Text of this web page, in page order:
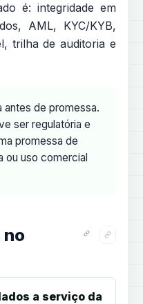
é: integridade em
AML, KYC/KYB,
trilha de auditoria e
antes de promessa.
ser regulatória e
promessa de
ou uso comercial
no
a serviço da